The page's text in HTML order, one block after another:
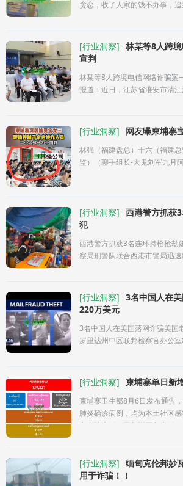
贪恋，收了人家的钱不办事，
[行业洞察] 林某等8人跨
宣判
林某等8人跨境电信网络诈骗案
报道：近日，江苏省淮安市清
[行业洞察] 网友曝柬埔寨
林强（福建盘总）十六（福建
监）（聊手组长-大鬼刘军九月
[行业洞察] 西港警方抓获
犯
西港警方抓获3名连环持枪抢劫
察局刑警队联合西港市警局迅
[行业洞察] 3名中国人在
220万美元
3名中国人在美国落网诈骗美国
罗里达州中区联邦检察官办公
[行业洞察] 柬埔寨单日新
柬埔寨卫生部8月6日发布通告
肺炎确诊病例，均为本土社区
愈出院病例，无新增死亡病例
[行业洞察] 缅甸克伦邦妙
用于诈骗！！